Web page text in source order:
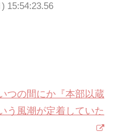
15:54:23.56
つの間にか『本部以蔵
う風潮が定着していた